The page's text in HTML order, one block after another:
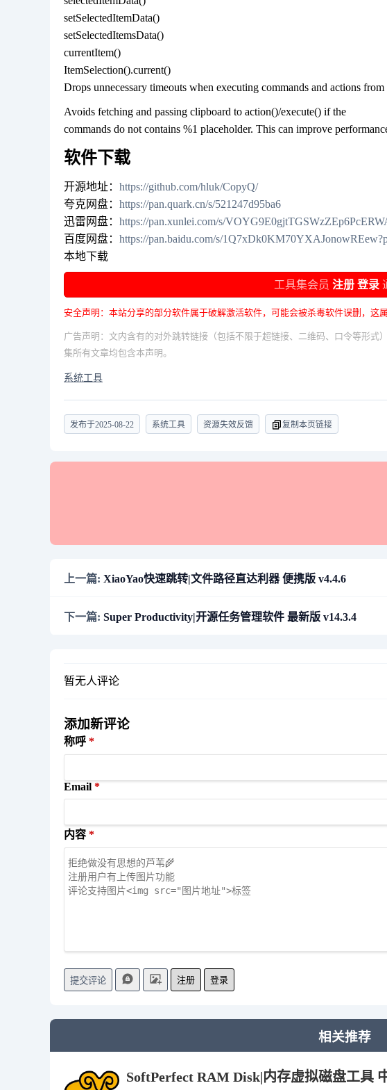
setSelectedItemData()
setSelectedItemsData()
currentItem()
ItemSelection().current()
Drops unnecessary timeouts when executing commands and actions from
Avoids fetching and passing clipboard to action()/execute() if the
commands do not contains %1 placeholder. This can improve
软件下载
开源地址： https://github.com/hluk/CopyQ/
夸克网盘： https://pan.quark.cn/s/521247d95ba6
迅雷网盘： https://pan.xunlei.com/s/
百度网盘： https://pan.baidu.com/s/
本地下载
工具集会员 注册 登录
安全声明：本站分享的部分软件属于破解激活软件，可能会被杀毒软件误删，这
广告声明：文内含有的对外跳转链接（包括不限于超链接、二维码、口令等形
集所有文章均包含本声明。
系统工具
发布于2025-08-22 系统工具 资源失效反馈 复制本页链接
上一篇: XiaoYao快速跳转|文件路径直达利器 便携版 v4.4.6
下一篇: Super Productivity|开源任务管理软件 最新版 v14.3.4
暂无人评论
添加新评论
称呼
Email
内容
提交评论 注册 登录
相关推荐
SoftPerfect RAM Disk|内存虚拟磁盘工具